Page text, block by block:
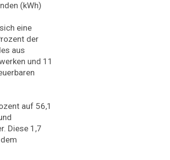
(kWh)
eine
der
aus
und 11
auf 56,1
Diese 1,7